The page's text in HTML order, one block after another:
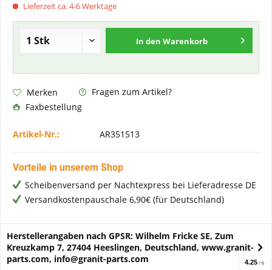
Lieferzeit ca. 4-6 Werktage
In den Warenkorb
Merken
Fragen zum Artikel?
Faxbestellung
Artikel-Nr.: AR351513
Vorteile in unserem Shop
Scheibenversand per Nachtexpress bei Lieferadresse DE
Versandkostenpauschale 6,90€ (für Deutschland)
Herstellerangaben nach GPSR: Wilhelm Fricke SE, Zum
Kreuzkamp 7, 27404 Heeslingen, Deutschland, www.granit-
parts.com, info@granit-parts.com